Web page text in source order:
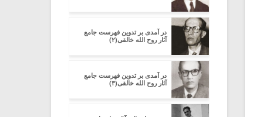
در آمدی بر تدوین فهرست جامع
آثار روح الله خالقی(۲)
در آمدی بر تدوین فهرست جامع
آثار روح الله خالقی(۳)